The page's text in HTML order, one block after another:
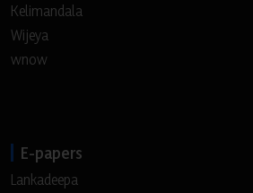
Kelimandala
Wijeya
wnow
E-papers
Lankadeepa